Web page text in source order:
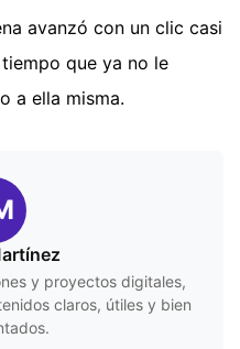
avanzó con un clic casi
que ya no le
a ella misma.
y proyectos digitales,
claros, útiles y bien